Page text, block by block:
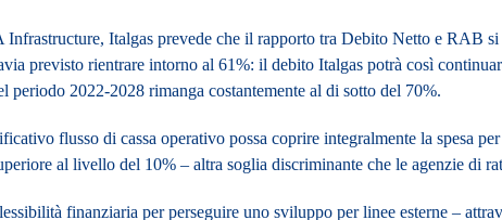
Infrastructure, Italgas prevede che il rapporto tra Debito Netto e RAB
previsto rientrare intorno al 61%: il debito Italgas potrà così
periodo 2022-2028 rimanga costantemente al di sotto del 70%.
flusso di cassa operativo possa coprire integralmente la spesa
al livello del 10% – altra soglia discriminante che le agenzie di
finanziaria per perseguire uno sviluppo per linee esterne –